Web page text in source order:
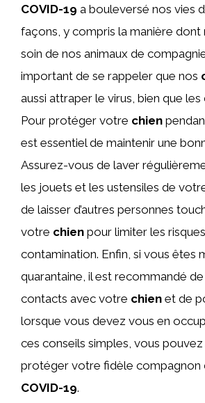
COVID-19 a bouleversé nos vies
façons, y compris la manière dont
soin de nos animaux de
important de se rappeler que nos
aussi attraper le virus, bien que les
Pour protéger votre chien
est essentiel de maintenir une
Assurez-vous de laver
les jouets et les ustensiles de
de laisser d’autres personnes
votre chien pour limiter les
contamination. Enfin, si vous êtes
quarantaine, il est recommandé
contacts avec votre chien et de
lorsque vous devez vous en
ces conseils simples, vous pouvez
protéger votre fidèle compagnon
COVID-19.